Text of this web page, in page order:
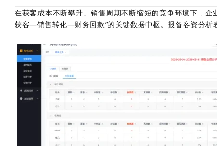
在获客成本不断攀升、销售周期不断缩短的竞争环境下，企
获客—销售转化—财务回款”的关键数据中枢。报备客资分析